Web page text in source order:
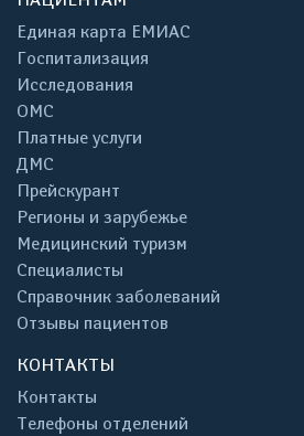
Единая карта ЕМИАС
Госпитализация
Исследования
ОМС
Платные услуги
ДМС
Прейскурант
Регионы и зарубежье
Медицинский туризм
Специалисты
Справочник заболеваний
Отзывы пациентов
КОНТАКТЫ
Контакты
Телефоны отделений